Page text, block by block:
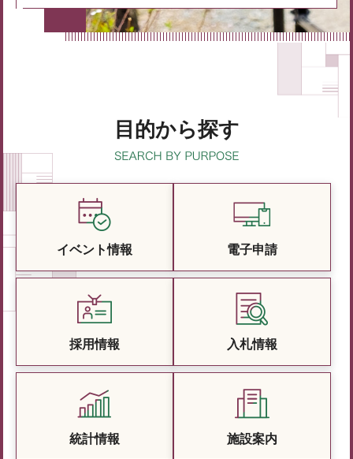
目的から探す
イベント情報 電子申請
採用情報 入札情報
統計情報 施設案内